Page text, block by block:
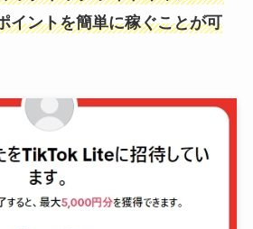
イントを簡単に稼ぐことが可